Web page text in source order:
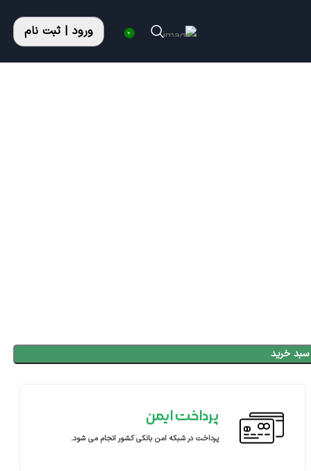
0 ورود | ثبت نام
خرید
پرداخت ایمن
پرداخت در شبکه امن بانکی کشور انجام می شود.